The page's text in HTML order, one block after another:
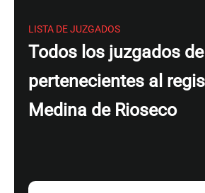
LISTA DE JUZGADOS
Todos los juzgados
pertenecientes al
Medina de Rioseco